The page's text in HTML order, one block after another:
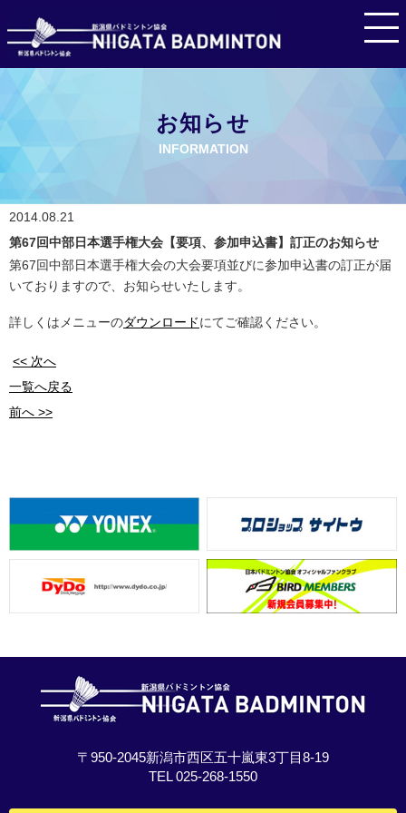
お知らせ
INFORMATION
2014.08.21
第67回中部日本選手権大会【要項、参加申込書】訂正のお知らせ
第67回中部日本選手権大会の大会要項並びに参加申込書の訂正が届
いておりますので、お知らせいたします。
詳しくはメニューのダウンロードにてご確認ください。
<< 次へ
一覧へ戻る
前へ >>
〒950-2045新潟市西区五十嵐東3丁目8-19
TEL 025-268-1550